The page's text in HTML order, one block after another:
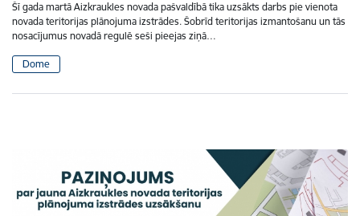
Šī gada martā Aizkraukles novada pašvaldībā tika uzsākts darbs pie vienota
novada teritorijas plānojuma izstrādes. Šobrīd teritorijas izmantošanu un tās
nosacījumus novadā regulē seši pieejas ziņā…
Dome